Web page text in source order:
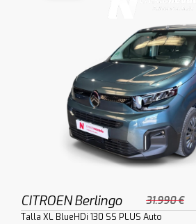
CITROEN Berlingo 31.990 €
Talla XL BlueHDi 130 SS PLUS Auto